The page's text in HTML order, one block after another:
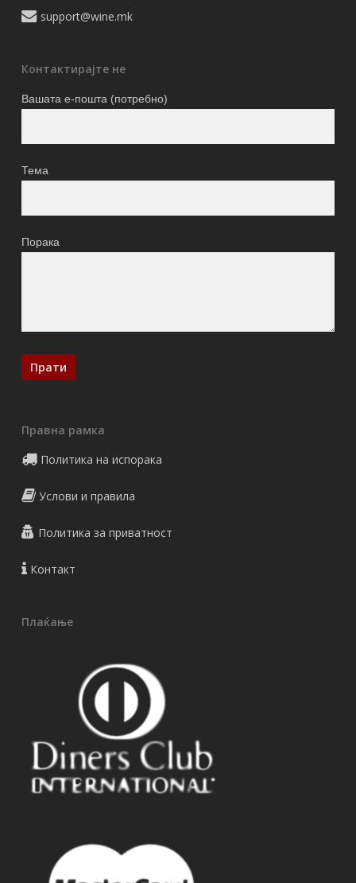
support@wine.mk
Контактирајте не
Вашата е-пошта (потребно)
Тема
Порака
Правна рамка
Политика на испорака
Услови и правила
Политика за приватност
Контакт
Плаќање